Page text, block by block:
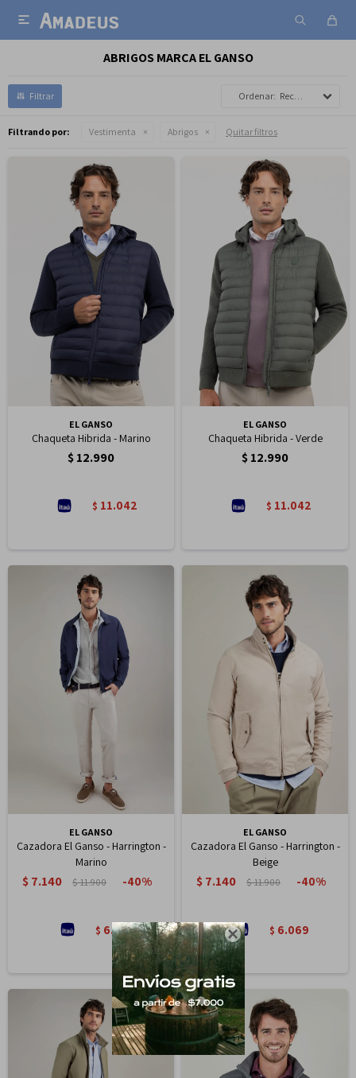


ABRIGOS MARCA EL GANSO
Recomendados
Filtrando por: Vestimenta Abrigos Quitar filtros
EL GANSO
Chaqueta Hibrida - Marino
$12.990
$ 11.042
EL GANSO
Chaqueta Hibrida - Verde
$12.990
$ 11.042
EL GANSO
Cazadora El Ganso - Harrington -
Marino
$7.140 $11.900 40
$ 6.069
EL GANSO
Cazadora El Ganso - Harrington -
Beige
$7.140 $11.900 40
$ 6.069